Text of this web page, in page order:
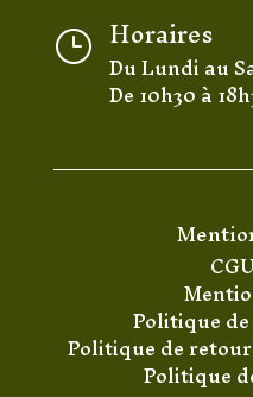
} Horaires
Du Lundi au
De 10h30 à
CGU
Politique
Politique de
Politique